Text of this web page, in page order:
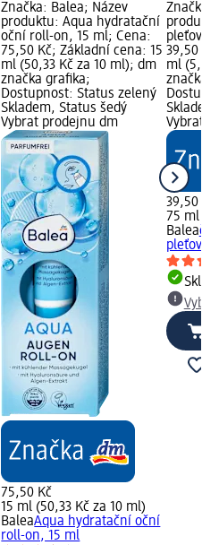
Značka: Balea; Název
produktu: Aqua hydratační
oční roll-on, 15 ml; Cena:
75,50 Kč; Základní cena: 15
ml (50,33 Kč za 10 ml); dm
značka grafika;
Dostupnost: Status zelený
Skladem, Status šedý
Vybrat prodejnu dm
75,50 Kč
15 ml (50,33 Kč za 10 ml)
BaleaAqua hydratační oční
roll-on, 15 ml
Značka:
pleťový
39,50
ml (5,27
značka
Vybrat
39,50 Kč
75 ml
Balea
pleťový